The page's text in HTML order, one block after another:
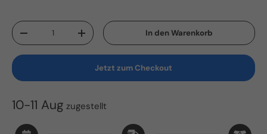
Anzahl
Menge verringernMenge erhöhen In den Warenkorb
Jetzt zum Checkout
10-11 Aug zugestellt